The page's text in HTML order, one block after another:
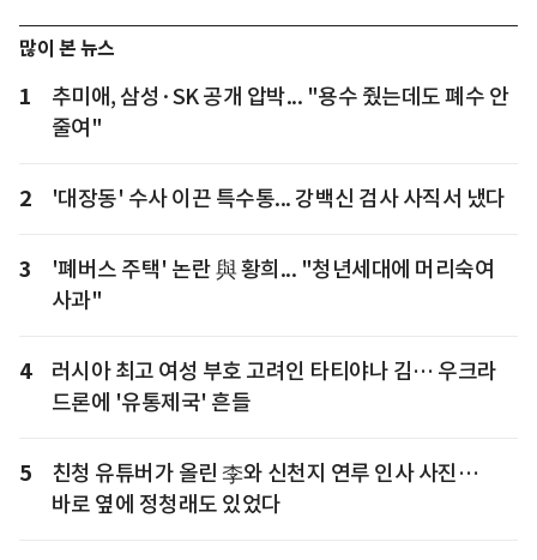
많이 본 뉴스
1
추미애, 삼성·SK 공개 압박... "용수 줬는데도 폐수 안
줄여"
2 '대장동' 수사 이끈 특수통... 강백신 검사 사직서 냈다
3
'폐버스 주택' 논란 與 황희... "청년세대에 머리숙여
사과"
4
러시아 최고 여성 부호 고려인 타티야나 김… 우크라
드론에 '유통제국' 흔들
5
친청 유튜버가 올린 李와 신천지 연루 인사 사진…
바로 옆에 정청래도 있었다